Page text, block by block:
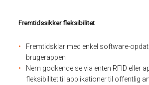
Fremtidssikker fleksibilitet
Fremtidsklar med enkel software-
brugerappen
Nem godkendelse via enten RFID eller
fleksibilitet til applikationer til offentlig